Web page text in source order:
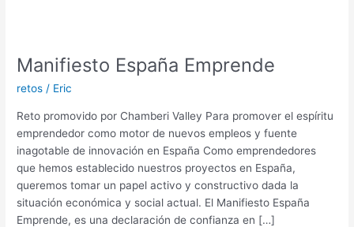
Manifiesto España Emprende
retos / Eric
Reto promovido por Chamberi Valley Para promover el espíritu
emprendedor como motor de nuevos empleos y fuente
inagotable de innovación en España Como emprendedores
que hemos establecido nuestros proyectos en España,
queremos tomar un papel activo y constructivo dada la
situación económica y social actual. El Manifiesto España
Emprende, es una declaración de confianza en […]